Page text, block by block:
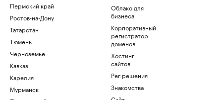
Пермский край
Ростов-на-Дону
Татарстан
Тюмень
Черноземье
Кавказ
Карелия
Мурманск
Облако для
бизнеса
Корпоративный
регистратор
доменов
Хостинг
сайтов
Рег.решения
Знакомства